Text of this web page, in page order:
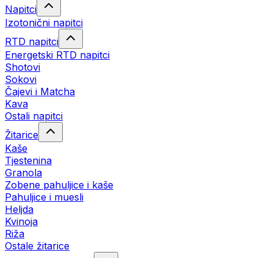
Napitci
Izotonični napitci
RTD napitci
Energetski RTD napitci
Shotovi
Sokovi
Čajevi i Matcha
Kava
Ostali napitci
Žitarice
Kaše
Tjestenina
Granola
Zobene pahuljice i kaše
Pahuljice i muesli
Heljda
Kvinoja
Riža
Ostale žitarice